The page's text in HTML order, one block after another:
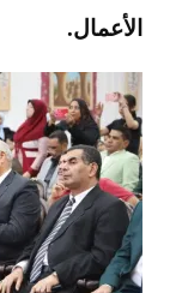
الأعمال.